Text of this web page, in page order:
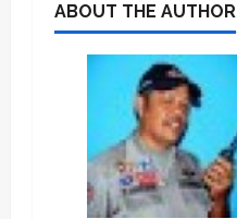
ABOUT THE AUTHOR